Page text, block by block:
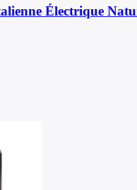
Électrique